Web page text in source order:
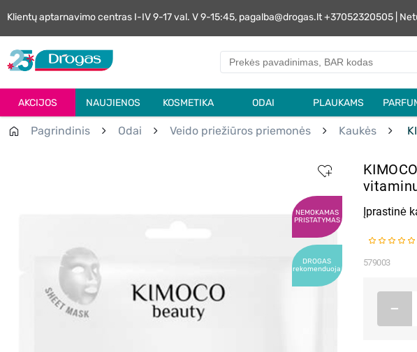
Klientų aptarnavimo centras I-IV 9-17 val. V 9-15:45, pagalba@drogas.lt +37052320505 |
AKCIJOS NAUJIENOS KOSMETIKA ODAI PLAUKAMS
Pagrindinis Odai Veido priežiūros priemonės Kaukės
NEMOKAMAS
PRISTATYMAS
DROGAS
rekomenduoja
Įprastinė
579003
–